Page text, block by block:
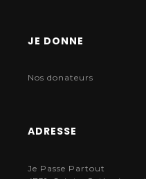
JE DONNE
Nos donateurs
ADRESSE
Je Passe Partout